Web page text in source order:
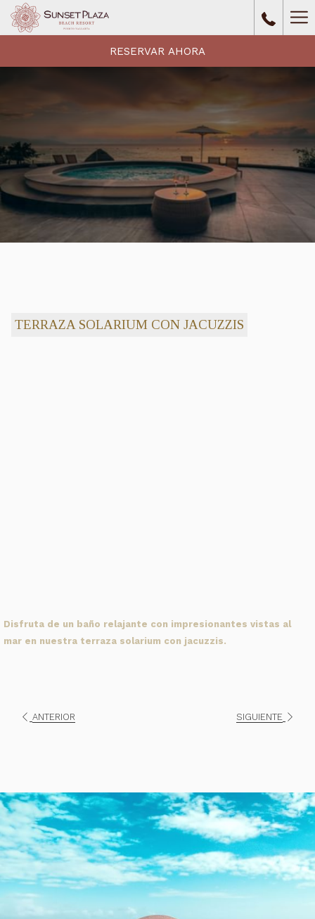
RESERVAR AHORA
TERRAZA SOLARIUM CON JACUZZIS
Disfruta de un baño relajante con impresionantes vistas al
mar en nuestra terraza solarium con jacuzzis.
ANTERIOR SIGUIENTE